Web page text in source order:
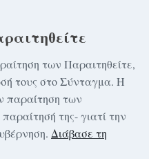
των Παραιτηθείτε,
τους στο Σύνταγμα. Η
παραίτηση των
της- γιατί την
Διάβασε τη